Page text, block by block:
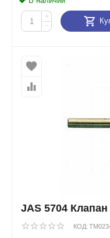
+
−
JAS 5704
КОД: